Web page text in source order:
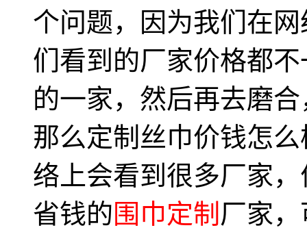
个问题，因为我们在
们看到的厂家价格都
的一家，然后再去磨
那么定制丝巾价钱怎
络上会看到很多厂家
省钱的围巾定制 厂家